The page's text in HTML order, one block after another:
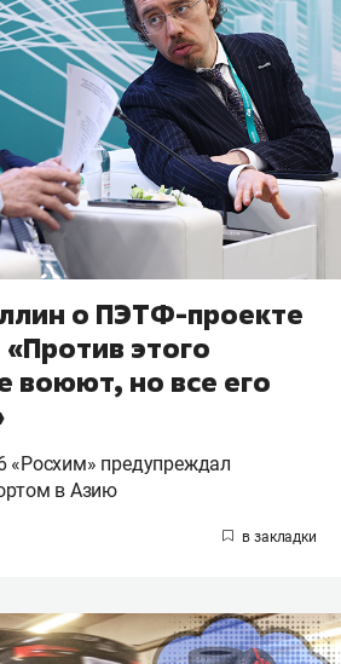
о ПЭТФ-проекте
этого
воюют, но все его
«Росхим» предупреждал
в Азию